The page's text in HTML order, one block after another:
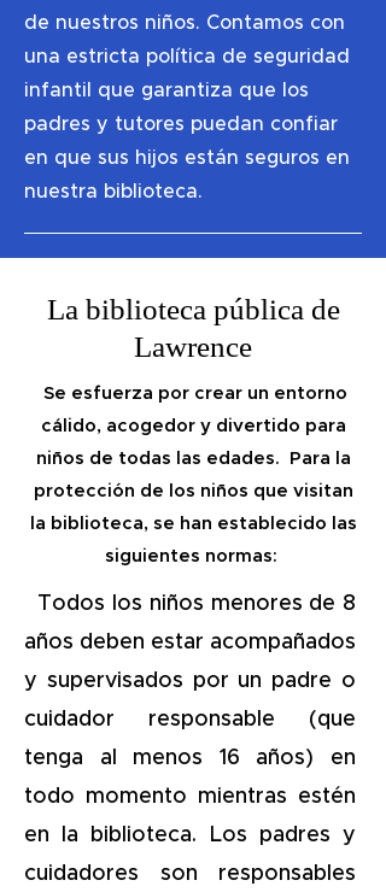
de nuestros niños. Contamos con
una estricta política de seguridad
infantil que garantiza que los
padres y tutores puedan confiar
en que sus hijos están seguros en
nuestra biblioteca.
La biblioteca pública de
Lawrence
Se esfuerza por crear un entorno
cálido, acogedor y divertido para
niños de todas las edades. Para la
protección de los niños que visitan
la biblioteca, se han establecido las
siguientes normas:
Todos los niños menores de 8
años deben estar acompañados
y supervisados por un padre o
cuidador responsable (que
tenga al menos 16 años) en
todo momento mientras estén
en la biblioteca. Los padres y
cuidadores son responsables